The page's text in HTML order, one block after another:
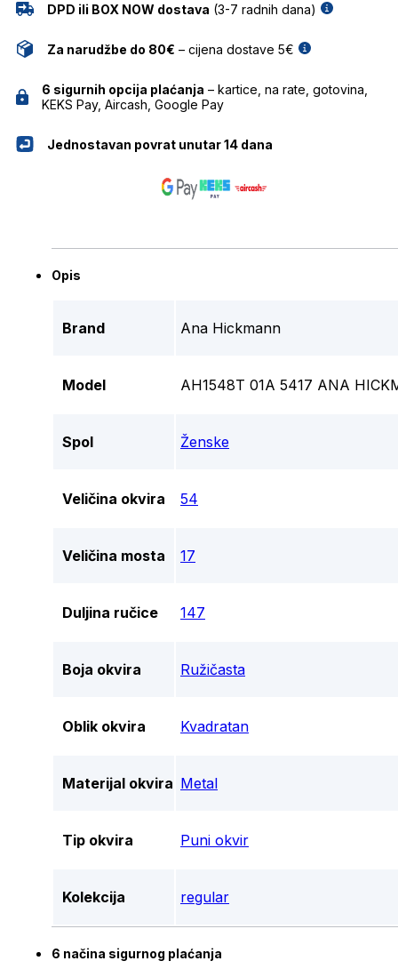
DPD ili BOX NOW dostava (3-7 radnih dana)
Za narudžbe do 80€ – cijena dostave 5€
6 sigurnih opcija plaćanja – kartice, na rate, gotovina,
KEKS Pay, Aircash, Google Pay
Jednostavan povrat unutar 14 dana
Opis
Brand Ana Hickmann
Model AH1548T 01A 5417 ANA
Spol Ženske
Veličina okvira 54
Veličina mosta 17
Duljina ručice 147
Boja okvira Ružičasta
Oblik okvira Kvadratan
Materijal okvira Metal
Tip okvira Puni okvir
Kolekcija regular
6 načina sigurnog plaćanja